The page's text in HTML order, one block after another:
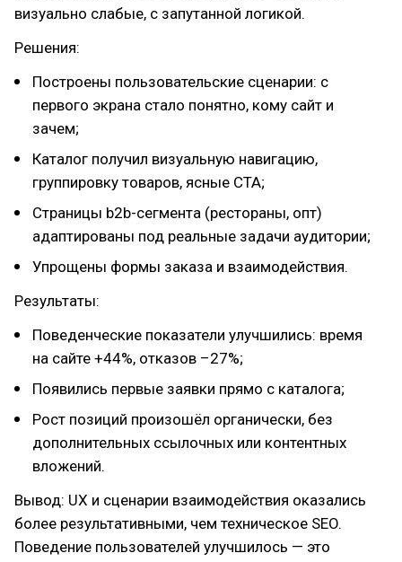
визуально слабые, с запутанной логикой.
Решения:
Построены пользовательские сценарии: с
первого экрана стало понятно, кому сайт и
зачем;
Каталог получил визуальную навигацию,
группировку товаров, ясные CTA;
Страницы b2b-сегмента (рестораны, опт)
адаптированы под реальные задачи аудитории;
Упрощены формы заказа и взаимодействия.
Результаты:
Поведенческие показатели улучшились: время
на сайте +44%, отказов –27%;
Появились первые заявки прямо с каталога;
Рост позиций произошёл органически, без
дополнительных ссылочных или контентных
вложений.
Вывод: UX и сценарии взаимодействия оказались
более результативными, чем техническое SEO.
Поведение пользователей улучшилось — это